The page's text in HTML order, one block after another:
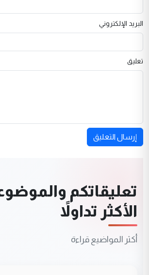
البريد الإلكتروني
تعليق
إرسال التعليق
تعليقاتكم
الأكثر تداولاً
أكثر المواضيع قراءة